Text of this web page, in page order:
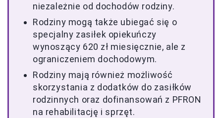
niezależnie od dochodów rodziny.
Rodziny mogą także ubiegać się o
specjalny zasiłek opiekuńczy
wynoszący 620 zł miesięcznie, ale z
ograniczeniem dochodowym.
Rodziny mają również możliwość
skorzystania z dodatków do zasiłków
rodzinnych oraz dofinansowań z PFRON
na rehabilitację i sprzęt.